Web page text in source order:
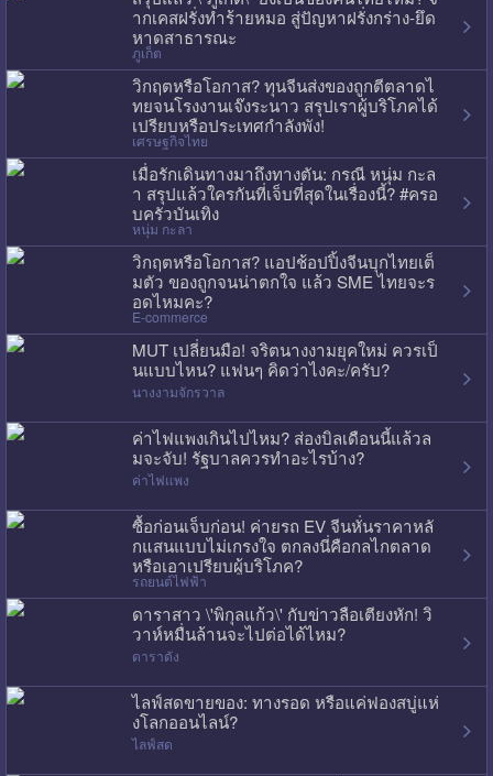
ากเคสฝรั่งทำร้ายหมอ สู่ปัญหาฝรั่งกร่าง-ยึด
หาดสาธารณะ
ภูเก็ต
วิกฤตหรือโอกาส? ทุนจีนส่งของถูกตีตลาดไ
ทยจนโรงงานเจ๊งระนาว สรุปเราผู้บริโภคได้
เปรียบหรือประเทศกำลังพัง!
เศรษฐกิจไทย
เมื่อรักเดินทางมาถึงทางตัน: กรณี หนุ่ม กะล
า สรุปแล้วใครกันที่เจ็บที่สุดในเรื่องนี้? #ครอ
บครัวบันเทิง
หนุ่ม กะลา
วิกฤตหรือโอกาส? แอปช้อปปิ้งจีนบุกไทยเต็
มตัว ของถูกจนน่าตกใจ แล้ว SME ไทยจะร
อดไหมคะ?
E-commerce
MUT เปลี่ยนมือ! จริตนางงามยุคใหม่ ควรเป็
นแบบไหน? แฟนๆ คิดว่าไงคะ/ครับ?
นางงามจักรวาล
ค่าไฟแพงเกินไปไหม? ส่องบิลเดือนนี้แล้วล
มจะจับ! รัฐบาลควรทำอะไรบ้าง?
ค่าไฟแพง
ซื้อก่อนเจ็บก่อน! ค่ายรถ EV จีนหั่นราคาหลั
กแสนแบบไม่เกรงใจ ตกลงนี่คือกลไกตลาด
หรือเอาเปรียบผู้บริโภค?
รถยนต์ไฟฟ้า
ดาราสาว \'พิกุลแก้ว\' กับข่าวลือเตียงหัก! วิ
วาห์หมื่นล้านจะไปต่อได้ไหม?
ดาราดัง
ไลฟ์สดขายของ: ทางรอด หรือแค่ฟองสบู่แห่
งโลกออนไลน์?
ไลฟ์สด